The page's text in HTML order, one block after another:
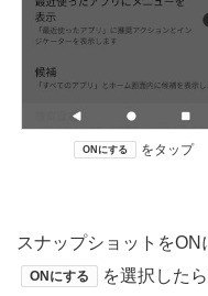
ONにする をタップ
スナップショットをON
ONにする を選択したら